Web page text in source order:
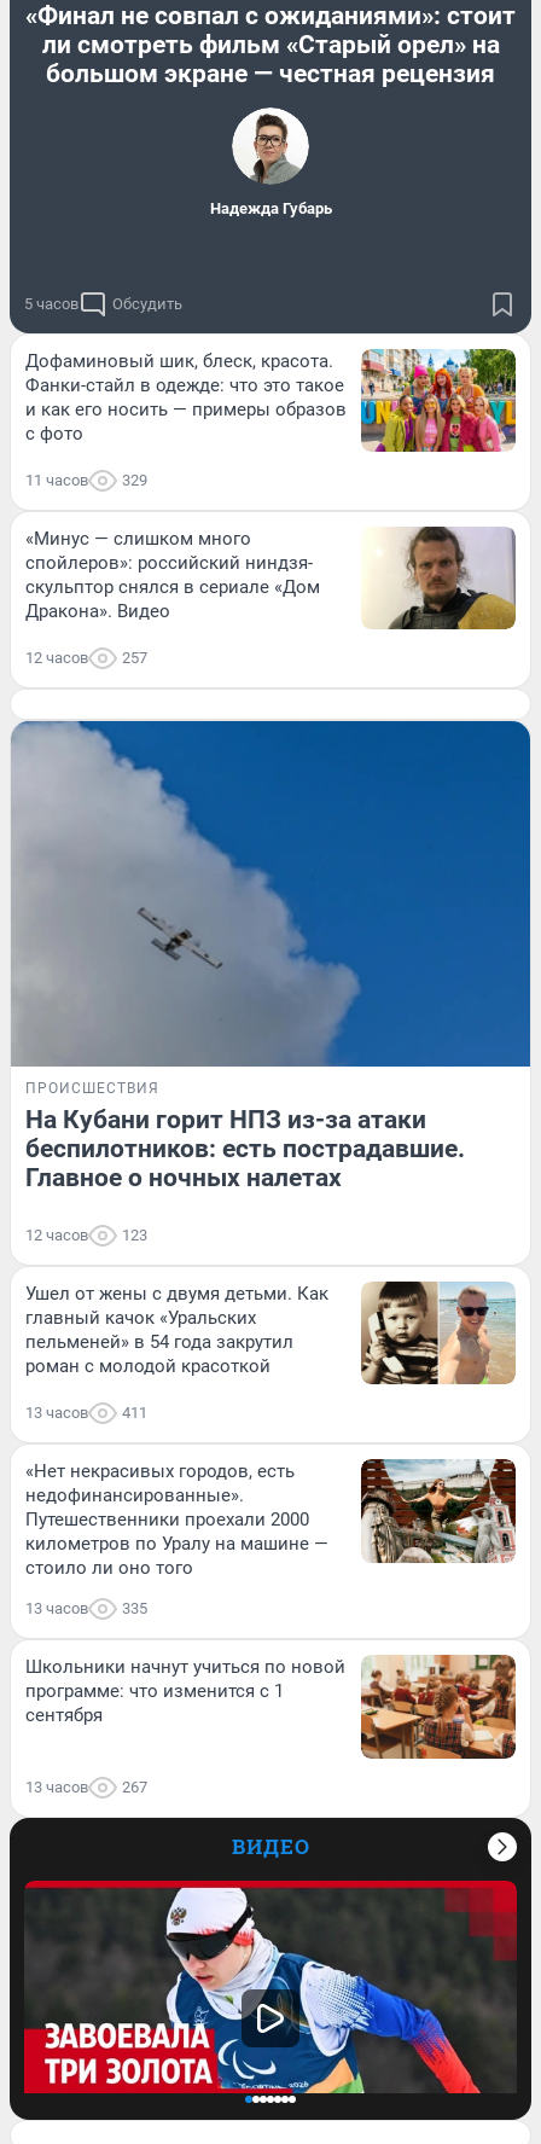
«Финал не совпал с ожиданиями»: стоит
ли смотреть фильм «Старый орел» на
большом экране — честная рецензия
Надежда Губарь
5 часов Обсудить
Дофаминовый шик, блеск, красота.
Фанки-стайл в одежде: что это такое
и как его носить — примеры образов
с фото
11 часов 329
«Минус — слишком много
спойлеров»: российский ниндзя-
скульптор снялся в сериале «Дом
Дракона». Видео
12 часов 257
ПРОИСШЕСТВИЯ
На Кубани горит НПЗ из-за атаки
беспилотников: есть пострадавшие.
Главное о ночных налетах
12 часов 123
Ушел от жены с двумя детьми. Как
главный качок «Уральских
пельменей» в 54 года закрутил
роман с молодой красоткой
13 часов 411
«Нет некрасивых городов, есть
недофинансированные».
Путешественники проехали 2000
километров по Уралу на машине —
стоило ли оно того
13 часов 335
Школьники начнут учиться по новой
программе: что изменится с 1
сентября
13 часов 267
ВИДЕО